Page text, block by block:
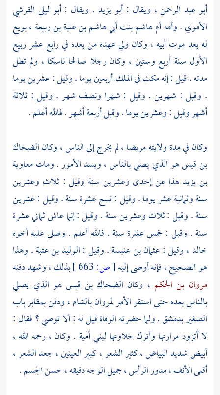
أبو عبد الرحمن، ويقال : أبو يزيد . ويقال :أبو ليلى القرشي
الأموي. وأمهأم هاشم بنت أبي هاشم بن عتبة بن ربيعة ، بويع
له بعد موت أبيه ، وكان ولي عهده من بعده في رابع عشر ربيع
الأول سنة أربع وستين ، وكان رجلا صالحا ناسكا ، ولم تطل
مدته . قيل : إنه مكث في الملك أربعين يوما . وقيل : عشرين يوما
. وقيل : شهرين . وقيل : شهرا ونصف شهر . وقيل : ثلاثة
أشهر وقيل : وعشرين يوما . وقيل أربعة أشهر . فالله أعلم .
وكان في مدة ولايته مريضا ، لم يخرج إلى الناس ، وكانالضحاك
بن قيسهو الذي يصلي بالناس ، ويسد الأمور . وماتمعاوية
بن يزيدهذا عن إحدى وعشرين سنة وقيل : ثلاث وعشرين
سنة وثمانية عشر يوما . وقيل : تسع عشرة سنة . وقيل : عشرين
سنة . وقيل : ثلاث وعشرين سنة . وقيل : إنما عاش ثماني عشرة
سنة . وقيل : خمس عشرة سنة . فالله أعلم . وصلى عليه أخوه
خالد، وقيل :عثمان بن عنبسة. وقيل :الوليد بن عتبة. وهذا
هو الصحيح ، فإنه أوصى إليه[ص:
بذلك ، وشهد دفنه
مروان بن الحكم ، وكان الضحاك بن قيسهو الذي يصلي
بالناس بعده حتى استقر الأمرلمروانبالشام، ودفن بمقابر باب
الصغيربدمشق. ولما حضرته الوفاة قيل له : ألا توصي ؟ فقال :
لا أتزود مرارتها وأترك حلاوتها لبني أمية . وكان ، رحمه الله ،
أبيض شديد البياض ، كثير الشعر ، كبير العينين ، جعد الشعر ،
أقنى الأنف ، مدور الرأس ، جميل الوجه دقيقه ، حسن الجسم .